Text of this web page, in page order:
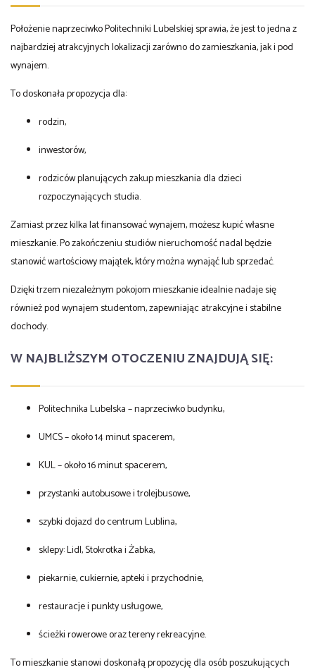
Położenie naprzeciwko Politechniki Lubelskiej sprawia, że jest to jedna z
najbardziej atrakcyjnych lokalizacji zarówno do zamieszkania, jak i pod
wynajem.
To doskonała propozycja dla:
rodzin,
inwestorów,
rodziców planujących zakup mieszkania dla dzieci
rozpoczynających studia.
Zamiast przez kilka lat finansować wynajem, możesz kupić własne
mieszkanie. Po zakończeniu studiów nieruchomość nadal będzie
stanowić wartościowy majątek, który można wynająć lub sprzedać.
Dzięki trzem niezależnym pokojom mieszkanie idealnie nadaje się
również pod wynajem studentom, zapewniając atrakcyjne i stabilne
dochody.
W NAJBLIŻSZYM OTOCZENIU ZNAJDUJĄ SIĘ:
Politechnika Lubelska – naprzeciwko budynku,
UMCS – około 14 minut spacerem,
KUL – około 16 minut spacerem,
przystanki autobusowe i trolejbusowe,
szybki dojazd do centrum Lublina,
sklepy: Lidl, Stokrotka i Żabka,
piekarnie, cukiernie, apteki i przychodnie,
restauracje i punkty usługowe,
ścieżki rowerowe oraz tereny rekreacyjne.
To mieszkanie stanowi doskonałą propozycję dla osób poszukujących